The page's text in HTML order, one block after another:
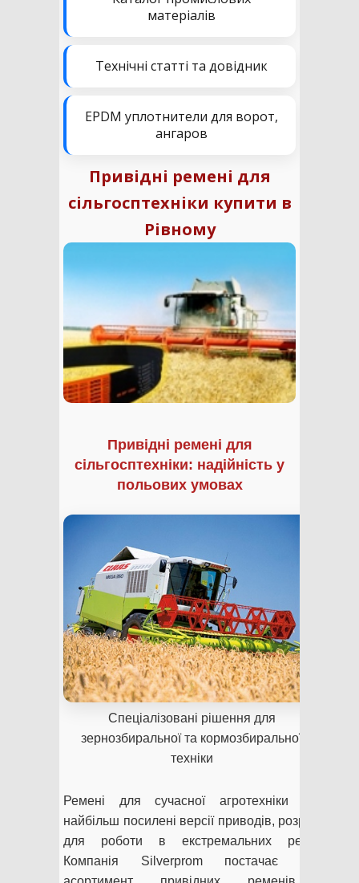
матеріалів
Технічні статті та довідник
EPDM уплотнители для ворот,
ангаров
Привідні ремені для
сільгосптехніки купити в
Рівному
Привідні ремені для
сільгосптехніки: надійність у
польових умовах
Спеціалізовані рішення для
зернозбиральної та кормозбиральної
техніки
Ремені для сучасної агротехніки — це
найбільш посилені версії приводів, розроблені
для роботи в екстремальних режимах.
Компанія Silverprom постачає повний